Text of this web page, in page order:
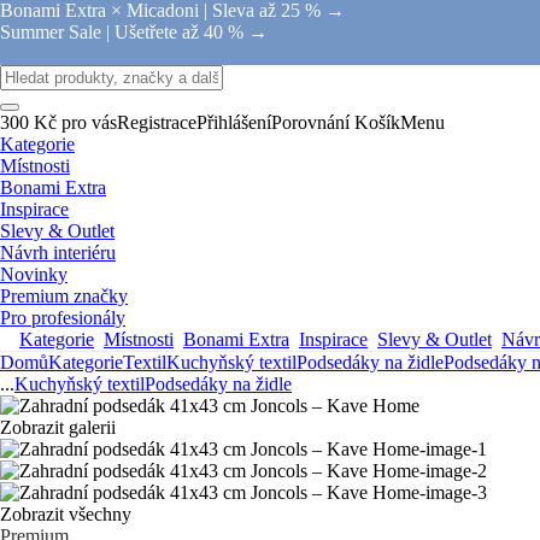
Bonami Extra × Micadoni | Sleva až 25 % →
Summer Sale | Ušetřete až 40 % →
300 Kč pro vásRegistracePřihlášeníPorovnání KošíkMenu
Kategorie
Místnosti
Bonami Extra
Inspirace
Slevy & Outlet
Návrh interiéru
Novinky
Premium značky
Pro profesionály
Kategorie Místnosti Bonami Extra Inspirace Slevy & Outlet
DomůKategorieTextilKuchyňský textilPodsedáky na židlePodsedáky
...Kuchyňský textilPodsedáky na židle
Zobrazit galerii
Zobrazit všechny
Premium